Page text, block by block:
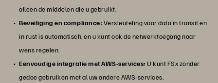
alleen de middelen die u gebruikt.
Beveiliging en compliance: Versleuteling voor data in transit en
in rust is automatisch, en u kunt ook de netwerktoegang naar
wens regelen.
Eenvoudige integratie met AWS-services: U kunt FSx zonder
gedoe gebruiken met al uw andere AWS-services.